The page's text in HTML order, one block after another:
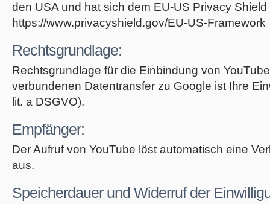
den USA und hat sich dem EU-US Privacy
https://www.privacyshield.gov/EU-US-Framework
Rechtsgrundlage:
Rechtsgrundlage für die Einbindung von
verbundenen Datentransfer zu Google ist Ihre
lit. a DSGVO).
Empfänger:
Der Aufruf von YouTube löst automatisch eine
aus.
Speicherdauer und Widerruf der